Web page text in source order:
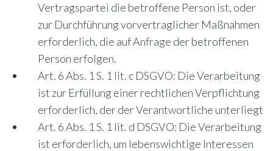
Vertragspartei die betroffene Person ist, oder
zur Durchführung vorvertraglicher Maßnahmen
erforderlich, die auf Anfrage der betroffenen
Person erfolgen.
Art. 6 Abs. 1 S. 1 lit. c DSGVO: Die Verarbeitung
ist zur Erfüllung einer rechtlichen Verpflichtung
erforderlich, der der Verantwortliche unterliegt
Art. 6 Abs. 1 S. 1 lit. d DSGVO: Die Verarbeitung
ist erforderlich, um lebenswichtige Interessen